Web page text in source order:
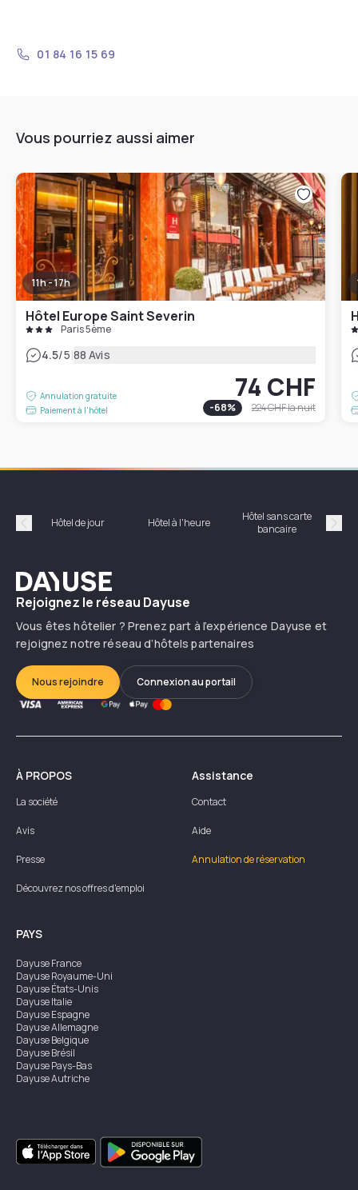
01 84 16 15 69
Vous pourriez aussi aimer
11h - 17h
Hôtel Europe Saint Severin
Paris 5ème
4.5/5|88 Avis
Annulation gratuite
Paiement à l'hôtel
74 CHF
-68% 224 CHFla nuit
Précédent
Hôtel de jour Hôtel à l'heure
Hôtel sans carte
bancaire
Dayuse
Rejoignez le réseau Dayuse
Vous êtes hôtelier ? Prenez part à l’expérience Dayuse et
rejoignez notre réseau d’hôtels partenaires
Nous rejoindre Connexion au portail
À PROPOS
La société
Avis
Presse
Découvrez nos offres d'emploi
Assistance
Contact
Aide
Annulation de réservation
PAYS
DayuseFrance
DayuseRoyaume-Uni
DayuseÉtats-Unis
DayuseItalie
DayuseEspagne
DayuseAllemagne
DayuseBelgique
DayuseBrésil
DayusePays-Bas
DayuseAutriche
DayuseSingapour
DayuseSuède
DayuseThaïlande